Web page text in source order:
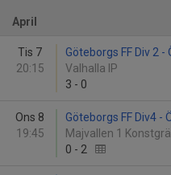
April
Tis 7
20:15
Göteborgs FF Div 2 -
Valhalla IP
3 - 0
Ons 8
19:45
Göteborgs FF Div4 -
Majvallen 1
0 - 2